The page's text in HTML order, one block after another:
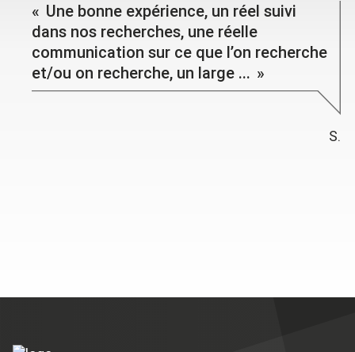
Une bonne expérience, un réel suivi
dans nos recherches, une réelle
communication sur ce que l’on recherche
et/ou on recherche, un large ...
S.